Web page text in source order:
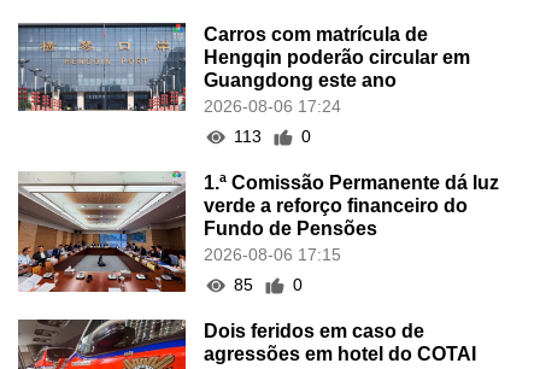
Carros com matrícula de
Hengqin poderão circular em
Guangdong este ano
2026-08-06 17:24
113
0
1.ª Comissão Permanente dá luz
verde a reforço financeiro do
Fundo de Pensões
2026-08-06 17:15
85
0
Dois feridos em caso de
agressões em hotel do COTAI